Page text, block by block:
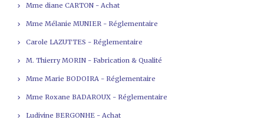
Mme diane CARTON - Achat
Mme Mélanie MUNIER - Réglementaire
Carole LAZUTTES - Réglementaire
M. Thierry MORIN - Fabrication & Qualité
Mme Marie BODOIRA - Réglementaire
Mme Roxane BADAROUX - Réglementaire
Ludivine BERGONHE - Achat